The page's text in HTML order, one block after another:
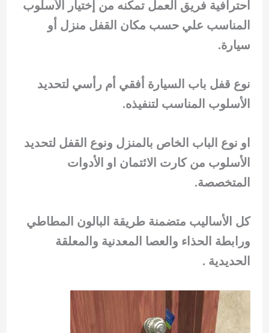
احترافية فريق العمل تمكنه من إختيار الأسلوب
المناسب علي حسب مكان القفل منزل أو
سيارة.
نوع قفل باب السيارة أفقي أم رأسي لتحديد
الأسلوب المناسب لتنفيذه.
او نوع الباب الخاص بالمنزل ونوع القفل لتحديد
الأسلوب من كارت الائتمان او الأدوات
المتخصصة.
كل الأساليب متضمنة طريقة البالون المطاطي
ورابطة الحذاء والعصا المعدنية والمعلقة
الحديدية .